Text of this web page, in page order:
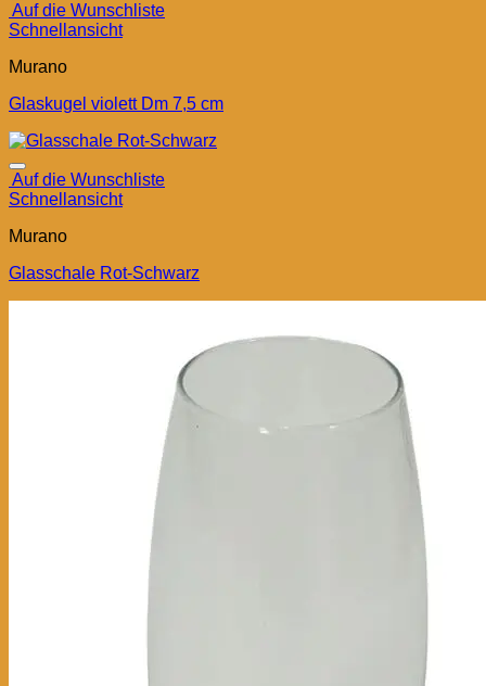
Auf die Wunschliste
Schnellansicht
Murano
Glaskugel violett Dm 7,5 cm
Auf die Wunschliste
Schnellansicht
Murano
Glasschale Rot-Schwarz